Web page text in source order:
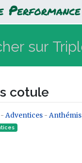
cotule
cotule
,rechercher
- Adventices - Anthémis